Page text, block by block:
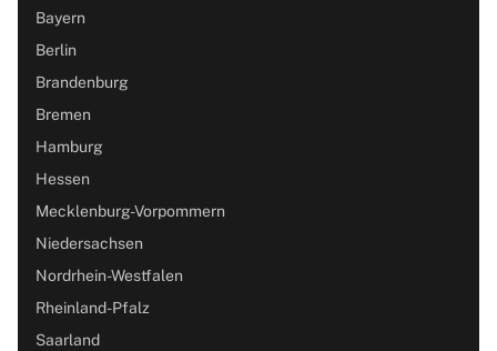
Bayern
Berlin
Brandenburg
Bremen
Hamburg
Hessen
Mecklenburg-Vorpommern
Niedersachsen
Nordrhein-Westfalen
Rheinland-Pfalz
Saarland